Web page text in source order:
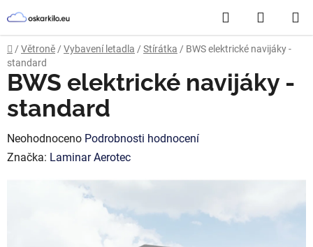
na
obsah
Hledat
KOŠÍK
Domů
/ Větroně / Vybavení letadla / Stírátka / BWS elektrické navijáky -
standard
BWS elektrické navijáky -
standard
Průměrné
hodnocení
Neohodnoceno Podrobnosti hodnocení
Značka: Laminar Aerotec